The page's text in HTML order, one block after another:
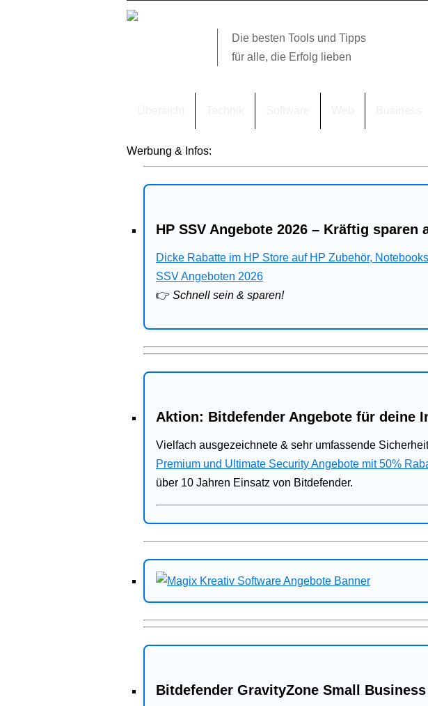
Die besten Tools und Tipps
für alle, die Erfolg lieben
Werbung & Infos:
HP SSV Angebote 2026 – Kräftig
Dicke Rabatte im HP Store auf HP Zubehör,
SSV Angeboten 2026
👉 Schnell sein & sparen!
Aktion: Bitdefender Angebote für deine
Vielfach ausgezeichnete & sehr umfassende
Premium und Ultimate Security Angebote mit 50%
über 10 Jahren Einsatz von Bitdefender.
Bitdefender GravityZone Small